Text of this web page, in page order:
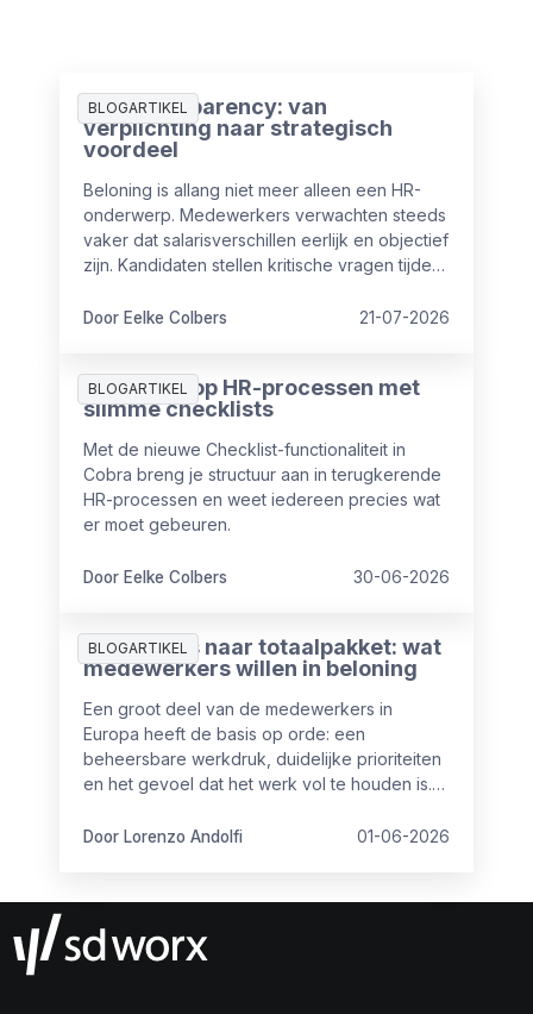
BLOGARTIKEL
Pay Transparency: van
verplichting naar strategisch
voordeel
Beloning is allang niet meer alleen een HR-
onderwerp. Medewerkers verwachten steeds
vaker dat salarisverschillen eerlijk en objectief
zijn. Kandidaten stellen kritische vragen tijdens
nemen de eisen rondom transparantie toe.
Door Eelke Colbers 21-07-2026
BLOGARTIKEL
Meer grip op HR-processen met
slimme checklists
Met de nieuwe Checklist-functionaliteit in
Cobra breng je structuur aan in terugkerende
HR-processen en weet iedereen precies wat
er moet gebeuren.
Door Eelke Colbers 30-06-2026
BLOGARTIKEL
Van salaris naar totaalpakket: wat
medewerkers willen in beloning
Een groot deel van de medewerkers in
Europa heeft de basis op orde: een
beheersbare werkdruk, duidelijke prioriteiten
en het gevoel dat het werk vol te houden is.
orde.
Door Lorenzo Andolfi 01-06-2026